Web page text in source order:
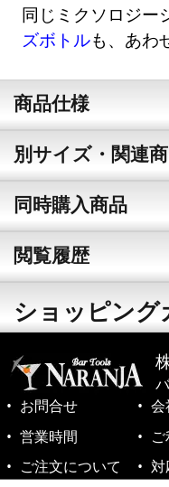
同じミクソロジー
ズボトルも、あわ
商品仕様
別サイズ・関連
同時購入商品
閲覧履歴
ショッピング
お問合せ
会
営業時間
ご注文について
対